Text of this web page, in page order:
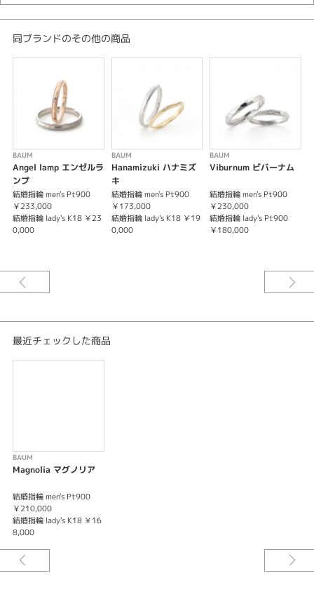
結婚指輪 ウェーブ・S字
結婚指輪 ゴールドカラー
結婚指輪 プラチナカラー
結婚指輪 一石
結婚指輪 槌目
バウム ＞ 結婚指輪
デザイン
テイスト
結婚指輪 シンプル
性別
メンズ
いつまでも変わらない二人でいよう
同ブランドのその他の商品
BAUM
Angel lamp エンゼルラ
ンプ
結婚指輪 men's Pt900
￥233,000
結婚指輪 lady's K18 ￥23
0,000
BAUM
Hanamizuki ハナミズ
キ
結婚指輪 men's Pt900
￥173,000
結婚指輪 lady's K18 ￥19
0,000
BAUM
Viburnum ビバーナム
結婚指輪 men's Pt900
￥230,000
結婚指輪 lady's Pt900
￥180,000
最近チェックした商品
BAUM
Magnolia マグノリア
結婚指輪 men's Pt900
￥210,000
結婚指輪 lady's K18 ￥16
8,000